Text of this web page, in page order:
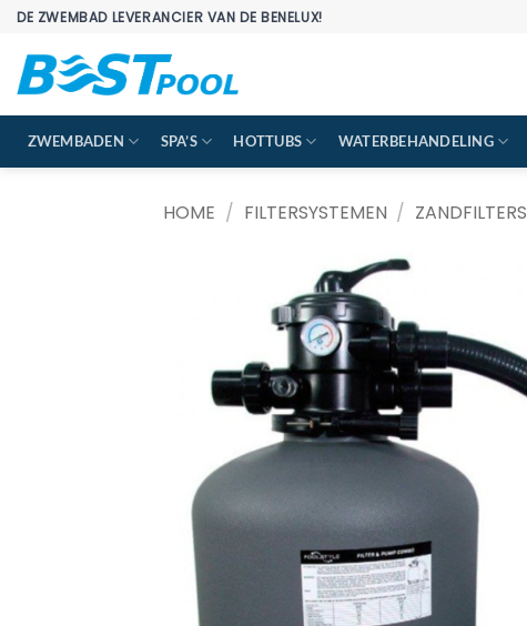
Ga
inhoud
DE ZWEMBAD LEVERANCIER VAN DE BENELUX!
ZWEMBADEN SPA’S HOTTUBS WATERBEHANDELING
HOME / FILTERSYSTEMEN / ZANDFILTERS